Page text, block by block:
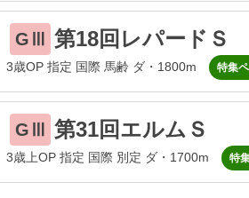
GⅢ 第18回レパードＳ
3歳OP 指定 国際 馬齢 ダ・1800m 特集
GⅢ 第31回エルムＳ
3歳上OP 指定 国際 別定 ダ・1700m 特